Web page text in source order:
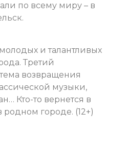
по всему миру – в
и талантливых
Третий
возвращения
музыки,
Кто-то вернется в
городе. (12+)